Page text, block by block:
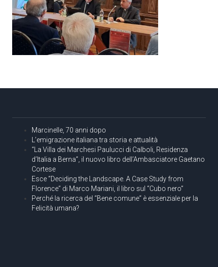
Marcinelle, 70 anni dopo
L’emigrazione italiana tra storia e attualità
“La Villa dei Marchesi Paulucci di Calboli, Residenza
d’Italia a Berna”, il nuovo libro dell’Ambasciatore Gaetano
Cortese
Esce “Deciding the Landscape. A Case Study from
Florence” di Marco Mariani, il libro sul “Cubo nero”
Perché la ricerca del “Bene comune” è essenziale per la
Felicità umana?